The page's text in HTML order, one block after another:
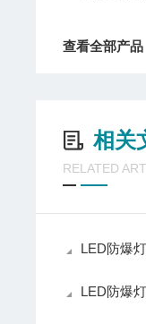
查看全部产品
相关
RELATED
LED防爆
LED防爆